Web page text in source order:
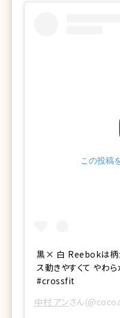
この投稿
黒× 白 Reebokは柄
ス動きやすくて やわ
#crossfit
中村 アンさん